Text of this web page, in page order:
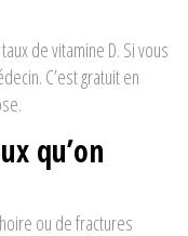
de vitamine D. Si vous
C’est gratuit en
qu’on
ou de fractures